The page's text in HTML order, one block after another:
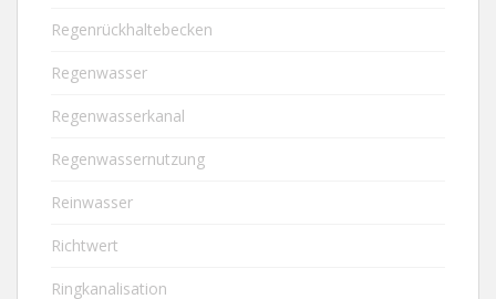
Regenrückhaltebecken
Regenwasser
Regenwasserkanal
Regenwassernutzung
Reinwasser
Richtwert
Ringkanalisation